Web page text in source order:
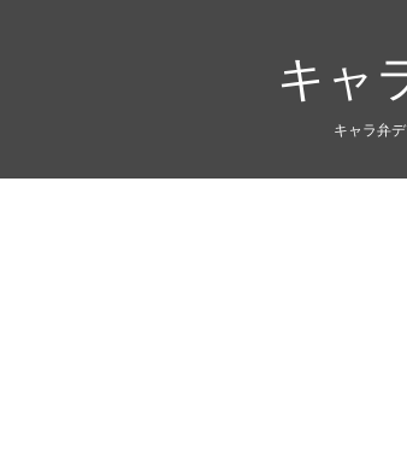
キャ
キャラ弁